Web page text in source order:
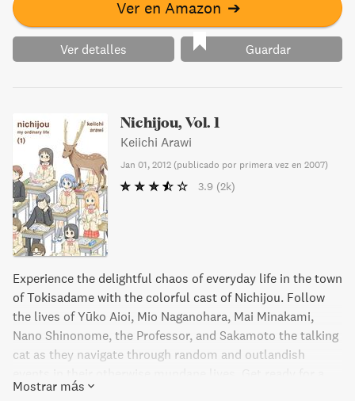
Ver en Amazon ➔
Ver detalles Guardar
Nichijou, Vol. 1
Keiichi Arawi
Jan 01, 2012 (publicado por primera vez en 2007)
3.9 (2k)
Experience the delightful chaos of everyday life in the town
of Tokisadame with the colorful cast of Nichijou. Follow
the lives of Yūko Aioi, Mio Naganohara, Mai Minakami,
Nano Shinonome, the Professor, and Sakamoto the talking
cat as they navigate through random and outlandish
charmingly absurd adventure!
Mostrar más